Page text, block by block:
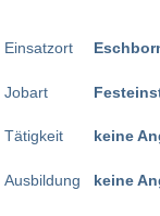
Einsatzort
Jobart
Tätigkeit
Ausbildung
keine
keine